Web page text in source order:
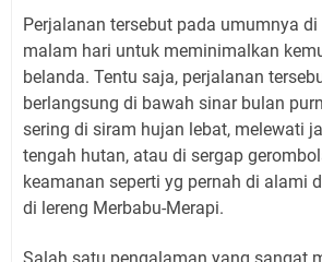
Perjalanan tersebut pada umumnya
malam hari untuk meminimalkan
belanda. Tentu saja, perjalanan
berlangsung di bawah sinar bulan
sering di siram hujan lebat, melewati
tengah hutan, atau di sergap
keamanan seperti yg pernah di alami
di lereng Merbabu-Merapi.